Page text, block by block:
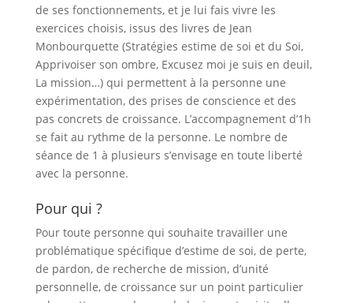
de ses fonctionnements, et je lui fais vivre les
exercices choisis, issus des livres de Jean
Monbourquette (Stratégies estime de soi et du Soi,
Apprivoiser son ombre, Excusez moi je suis en deuil,
La mission…) qui permettent à la personne une
expérimentation, des prises de conscience et des
pas concrets de croissance. L’accompagnement d’1h
se fait au rythme de la personne. Le nombre de
séance de 1 à plusieurs s’envisage en toute liberté
avec la personne.
Pour qui ?
Pour toute personne qui souhaite travailler une
problématique spécifique d’estime de soi, de perte,
de pardon, de recherche de mission, d’unité
personnelle, de croissance sur un point particulier